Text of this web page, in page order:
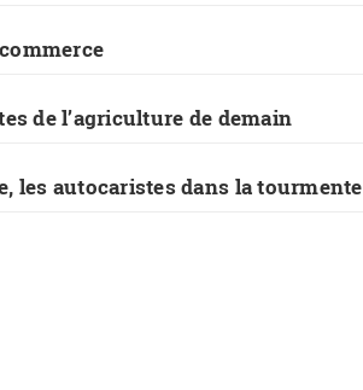
de l’agriculture de demain
les autocaristes dans la tourmente